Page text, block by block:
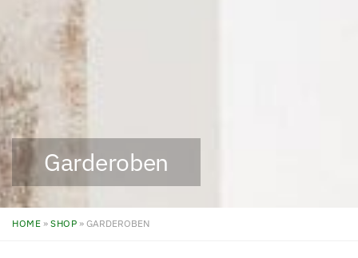
Garderoben
HOME » SHOP » GARDEROBEN